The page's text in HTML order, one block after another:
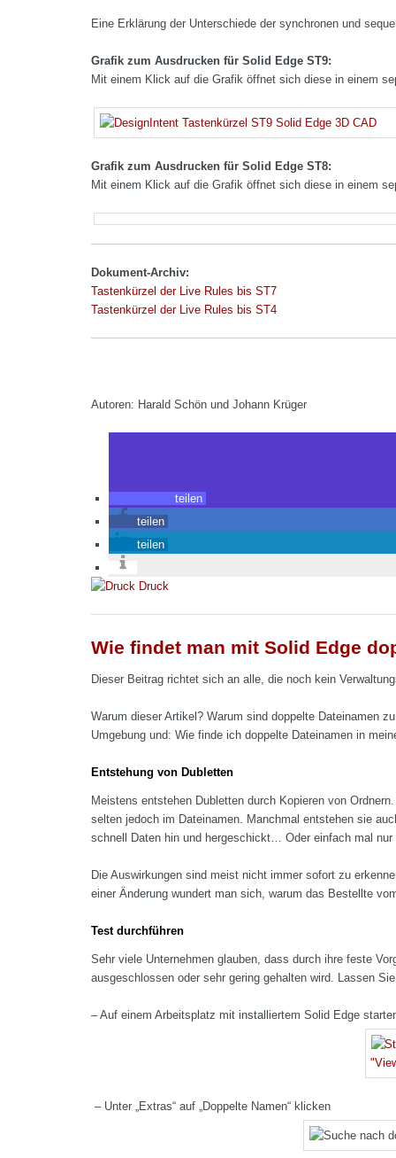
Eine Erklärung der Unterschiede der synchronen und
Grafik zum Ausdrucken für Solid Edge ST9:
Mit einem Klick auf die Grafik öffnet sich diese in einem
Grafik zum Ausdrucken für Solid Edge ST8:
Mit einem Klick auf die Grafik öffnet sich diese in einem
Dokument-Archiv:
Tastenkürzel der Live Rules bis ST7
Tastenkürzel der Live Rules bis ST4
Autoren: Harald Schön und Johann Krüger
teilen
teilen
teilen
Druck
Wie findet man mit Solid Edge
Dieser Beitrag richtet sich an alle, die noch kein
Warum dieser Artikel? Warum sind doppelte Dateinamen
Umgebung und: Wie finde ich doppelte Dateinamen in
Entstehung von Dubletten
Meistens entstehen Dubletten durch Kopieren von
selten jedoch im Dateinamen. Manchmal entstehen sie
schnell Daten hin und hergeschickt… Oder einfach mal
Die Auswirkungen sind meist nicht immer sofort zu
einer Änderung wundert man sich, warum das Bestellte
Test durchführen
Sehr viele Unternehmen glauben, dass durch ihre feste
ausgeschlossen oder sehr gering gehalten wird. Lassen
– Auf einem Arbeitsplatz mit installiertem Solid Edge
– Unter „Extras“ auf „Doppelte Namen“ klicken